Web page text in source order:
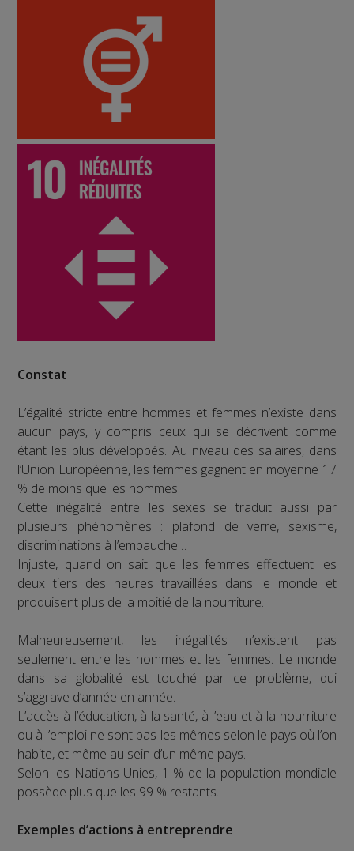
Constat
L’égalité stricte entre hommes et femmes n’existe dans
aucun pays, y compris ceux qui se décrivent comme
étant les plus développés. Au niveau des salaires, dans
l’Union Européenne, les femmes gagnent en moyenne 17
% de moins que les hommes.
Cette inégalité entre les sexes se traduit aussi par
plusieurs phénomènes : plafond de verre, sexisme,
discriminations à l’embauche…
Injuste, quand on sait que les femmes effectuent les
deux tiers des heures travaillées dans le monde et
produisent plus de la moitié de la nourriture.
Malheureusement, les inégalités n’existent pas
seulement entre les hommes et les femmes. Le monde
dans sa globalité est touché par ce problème, qui
s’aggrave d’année en année.
L’accès à l’éducation, à la santé, à l’eau et à la nourriture
ou à l’emploi ne sont pas les mêmes selon le pays où l’on
habite, et même au sein d’un même pays.
Selon les Nations Unies, 1 % de la population mondiale
possède plus que les 99 % restants.
Exemples d’actions à entreprendre